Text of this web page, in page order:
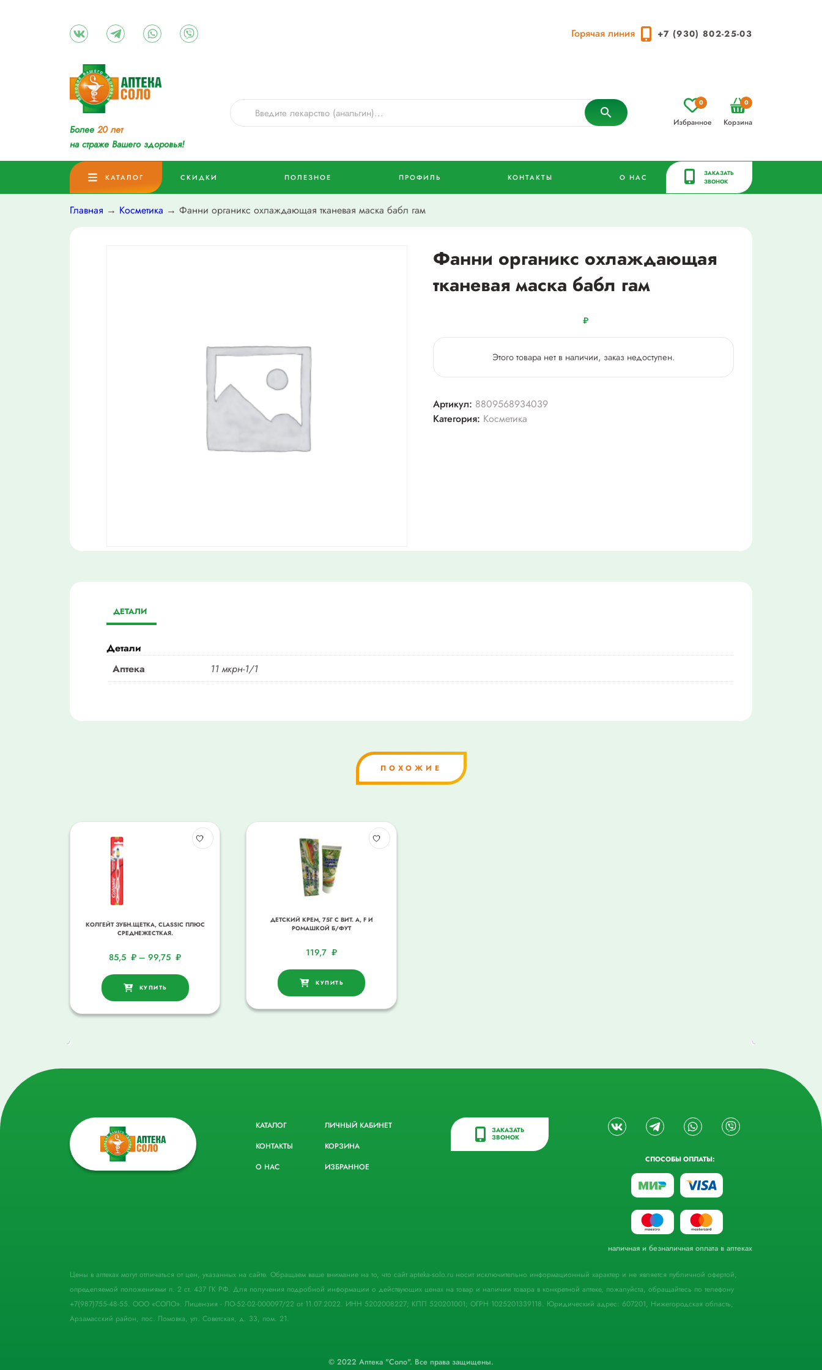
Горячая линия +7 (930) 802-25-03
Более 20 лет
на страже Вашего здоровья!
Избранное
0
Корзина
0
КАТАЛОГ СКИДКИ ПОЛЕЗНОЕ ПРОФИЛЬ КОНТАКТЫ О НАС
ЗАКАЗАТЬ
ЗВОНОК
Главная → Косметика → Фанни органикс охлаждающая тканевая маска бабл гам
Фанни органикс охлаждающая
тканевая маска бабл гам
₽
Этого товара нет в наличии, заказ недоступен.
Артикул: 8809568934039
Категория: Косметика
ДЕТАЛИ
Детали
Аптека
11 мкрн-1/1
ПОХОЖИЕ
КОЛГЕЙТ ЗУБН.ЩЕТКА, CLASSIC ПЛЮС
СРЕДНЕЖЕСТКАЯ.
85,5₽ –99,75₽
КУПИТЬ
ДЕТСКИЙ КРЕМ, 75Г С ВИТ. А, F И
РОМАШКОЙ Б/ФУТ
119,7 ₽
КУПИТЬ
КАТАЛОГ
КОНТАКТЫ
О НАС
ЛИЧНЫЙ КАБИНЕТ
КОРЗИНА
ИЗБРАННОЕ
ЗАКАЗАТЬ
ЗВОНОК
СПОСОБЫ ОПЛАТЫ:
наличная и безналичная оплата в аптеках
Цены в аптеках могут отличаться от цен, указанных на сайте. Обращаем ваше внимание на то, что сайт apteka-solo.ru носит исключительно информационный характер и не является публичной офертой,
определяемой положениями п. 2 ст. 437 ГК РФ. Для получения подробной информации о действующих ценах на товар и наличии товара в конкретной аптеке, пожалуйста, обращайтесь по телефону
+7(987)755-48-55. ООО «СОЛО». Лицензия - ЛО-52-02-000097/22 от 11.07.2022. ИНН 5202008227; КПП 520201001; ОГРН 1025201339118. Юридический адрес: 607201, Нижегородская область,
Арзамасский район, пос. Ломовка, ул. Советская, д. 33, пом. 21.
© 2022 Аптека "Соло". Все права защищены.